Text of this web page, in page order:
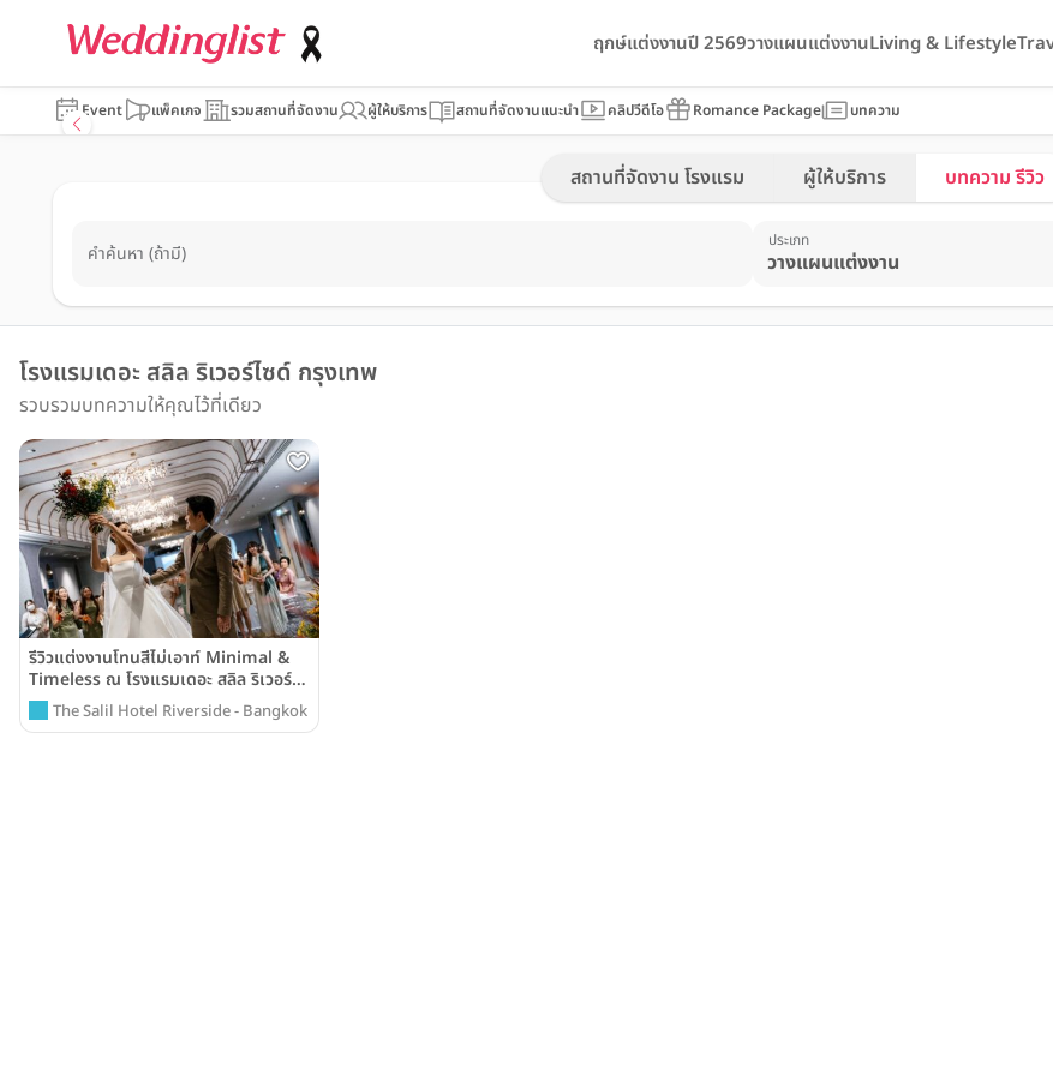
ฤกษ์แต่งงานปี 2569วางแผนแต่งงานLiving & Lifestyle
Event แพ็คเกจ รวมสถานที่จัดงาน ผู้ให้บริการ สถานที่จัดงานแนะนำ คลิปวีดีโอ Romance Package บทความ
สถานที่จัดงาน โรงแรม ผู้ให้บริการ บทความ รีวิว
คำค้นหา (ถ้ามี)
ประเภท
โรงแรมเดอะ สลิล ริเวอร์ไซด์ กรุงเทพ
รวบรวมบทความให้คุณไว้ที่เดียว
รีวิวแต่งงานโทนสีไม่เอาท์ Minimal &
Timeless ณ โรงแรมเดอะ สลิล ริเวอร์
ไซด์ กรุงเทพ (The Salil Hotel
Riverside – Bangkok)
The Salil Hotel Riverside - Bangkok